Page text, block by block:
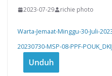
2023-07-29 richie photo
Warta-Jemaat-Minggu-30-Juli-
20230730-MSP-08-PPF-
Unduh